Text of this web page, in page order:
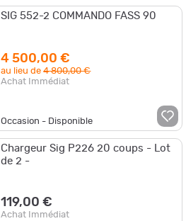
SIG 552-2 COMMANDO FASS 90
4 500,00 €
au lieu de4 800,00 €
Achat Immédiat
Occasion - Disponible
Chargeur Sig P226 20 coups - Lot
de 2 -
119,00 €
Achat Immédiat